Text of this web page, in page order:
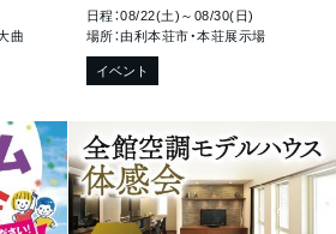
曲
市薬師堂
日程：08/22(土)～08/30(日)
場所：由利本荘市・本荘展示場
イベント